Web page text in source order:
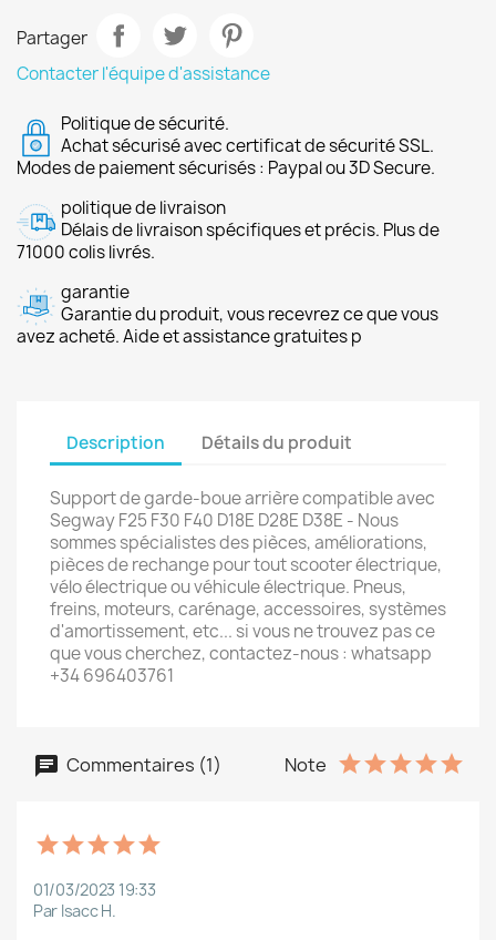
Partager
Contacter l'équipe d'assistance
Politique de sécurité.
Achat sécurisé avec certificat de sécurité SSL.
Modes de paiement sécurisés : Paypal ou 3D Secure.
politique de livraison
Délais de livraison spécifiques et précis. Plus de
71000 colis livrés.
garantie
Garantie du produit, vous recevrez ce que vous
avez acheté. Aide et assistance gratuites p
Description Détails du produit
Support de garde-boue arrière compatible avec
Segway F25 F30 F40 D18E D28E D38E - Nous
sommes spécialistes des pièces, améliorations,
pièces de rechange pour tout scooter électrique,
vélo électrique ou véhicule électrique. Pneus,
freins, moteurs, carénage, accessoires, systèmes
d'amortissement, etc... si vous ne trouvez pas ce
que vous cherchez, contactez-nous : whatsapp
+34 696403761
Commentaires (1) Note
01/03/2023 19:33
Par Isacc H.